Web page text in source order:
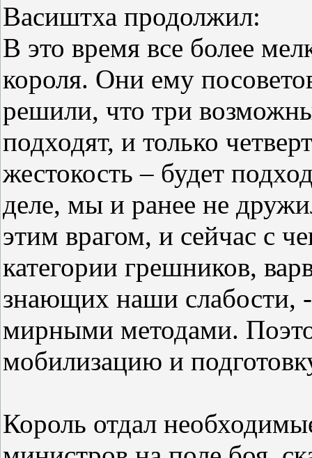
Васиштха продолжил:
В это время все более
короля. Они ему
решили, что три
подходят, и только
жестокость – будет
деле, мы и ранее не
этим врагом, и сейчас с
категории грешников,
знающих наши слабости, -
мирными методами.
мобилизацию и
Король отдал